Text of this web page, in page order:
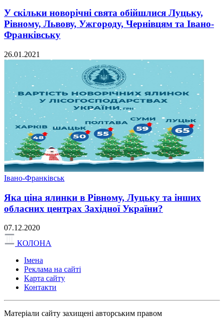
У скільки новорічні свята обійшлися Луцьку,
Рівному, Львову, Ужгороду, Чернівцям та Івано-
Франківську
26.01.2021
Івано-Франківськ
Яка ціна ялинки в Рівному, Луцьку та інших
обласних центрах Західної України?
07.12.2020
КОЛОНА
Імена
Реклама на сайті
Карта сайту
Контакти
Матеріали сайту захищені авторським правом